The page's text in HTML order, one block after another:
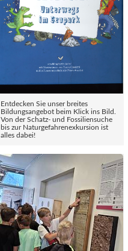
Entdecken Sie unser breites
Bildungsangebot beim Klick ins Bild.
Von der Schatz- und Fossiliensuche
bis zur Naturgefahrenexkursion ist
alles dabei!